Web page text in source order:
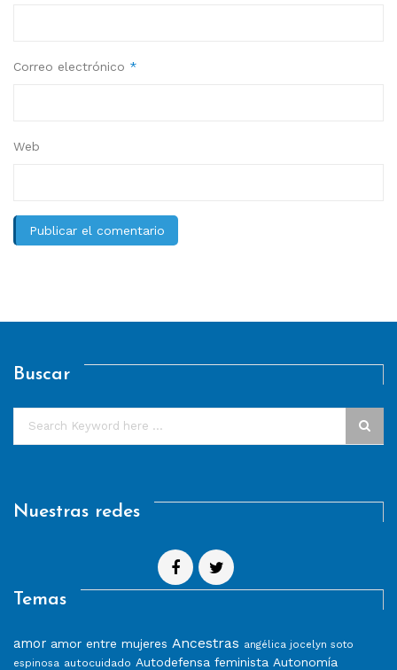
Correo electrónico *
Web
Buscar
Nuestras redes
Temas
amor amor entre mujeres Ancestras angélica jocelyn soto
espinosa autocuidado Autodefensa feminista Autonomía